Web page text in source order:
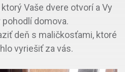
Vaše dvere otvorí a Vy
pohodlí domova.
deň s maličkosťami, ktoré
vyriešiť za vás.